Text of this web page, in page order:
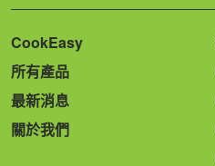
CookEasy
所有產品
最新消息
關於我們